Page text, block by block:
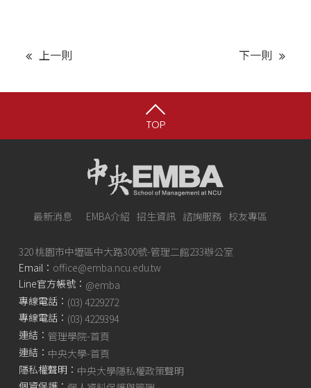
上一則 下一則
TOP
最新消息 EMBA介紹 招生資訊 諮詢服務 校友專區
320 桃園市中壢區中大路300號-管理二館233辦公室
Email： office@emba.ncu.edu.tw
Line官方帳號： @emba
專線電話： (03) 4229272
專線電話： (03) 4229394
連結： 管理學院-首頁
連結： 中央大學-首頁
隱私權聲明： 中央大學隱私權政策聲明